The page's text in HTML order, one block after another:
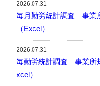
2026.07.31
毎月勤労統計調査 事業
（Excel）
2026.07.31
毎勤労統計調査 事業所
xcel）